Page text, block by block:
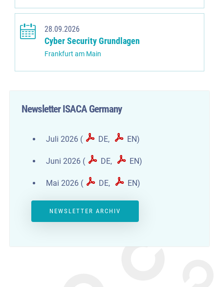
28.09.2026
Cyber Security Grundlagen
Frankfurt am Main
Newsletter ISACA Germany
Juli 2026 ( DE, EN)
Juni 2026 ( DE, EN)
Mai 2026 ( DE, EN)
NEWSLETTER ARCHIV